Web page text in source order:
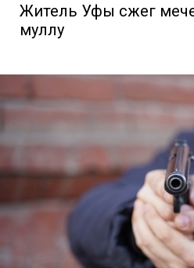
Житель Уфы сжег
муллу